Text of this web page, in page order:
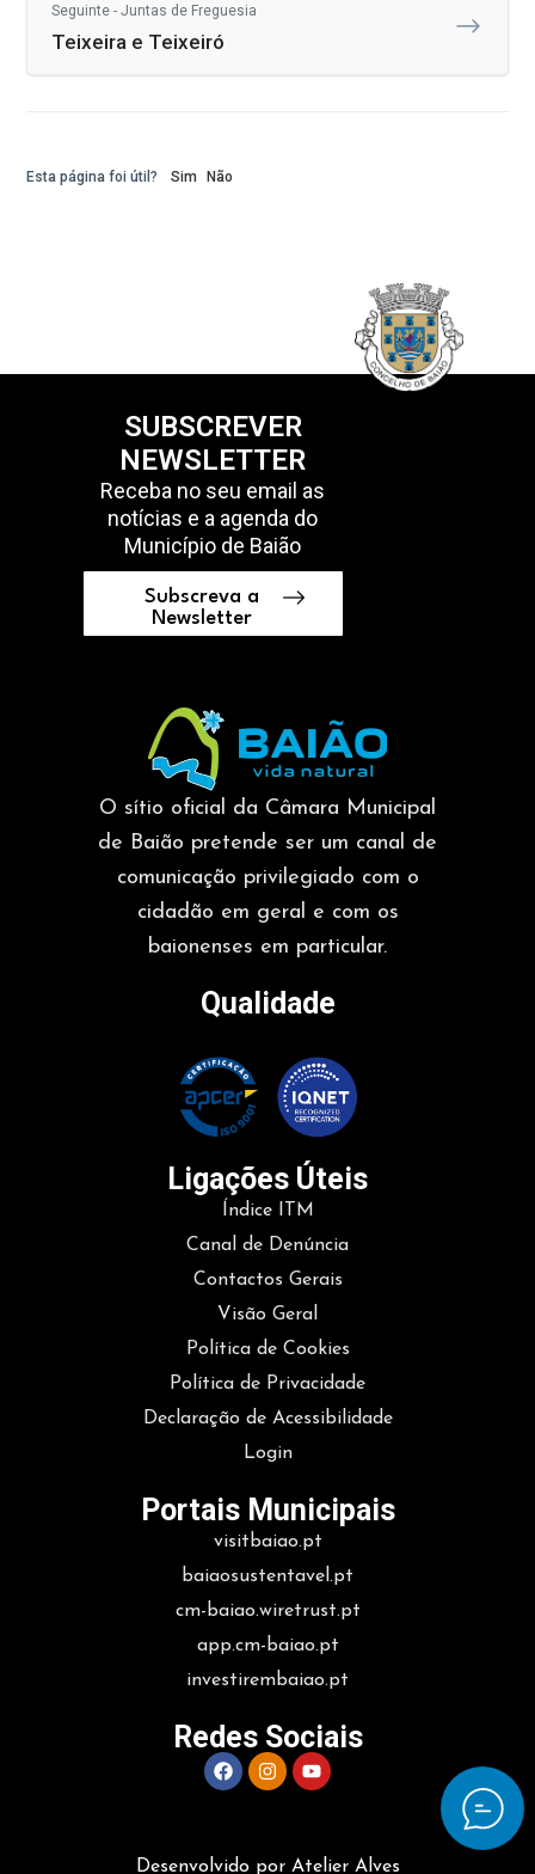
Seguinte - Juntas de Freguesia
Teixeira e Teixeiró
Esta página foi útil? Sim Não
SUBSCREVER
NEWSLETTER
Receba no seu email as
notícias e a agenda do
Município de Baião
Subscreva a
Newsletter
O sítio oficial da Câmara Municipal
de Baião pretende ser um canal de
comunicação privilegiado com o
cidadão em geral e com os
baionenses em particular.
Qualidade
Ligações Úteis
Índice ITM
Canal de Denúncia
Contactos Gerais
Visão Geral
Política de Cookies
Política de Privacidade
Declaração de Acessibilidade
Login
Portais Municipais
visitbaiao.pt
baiaosustentavel.pt
cm-baiao.wiretrust.pt
app.cm-baiao.pt
investirembaiao.pt
Redes Sociais
Desenvolvido por Atelier Alves